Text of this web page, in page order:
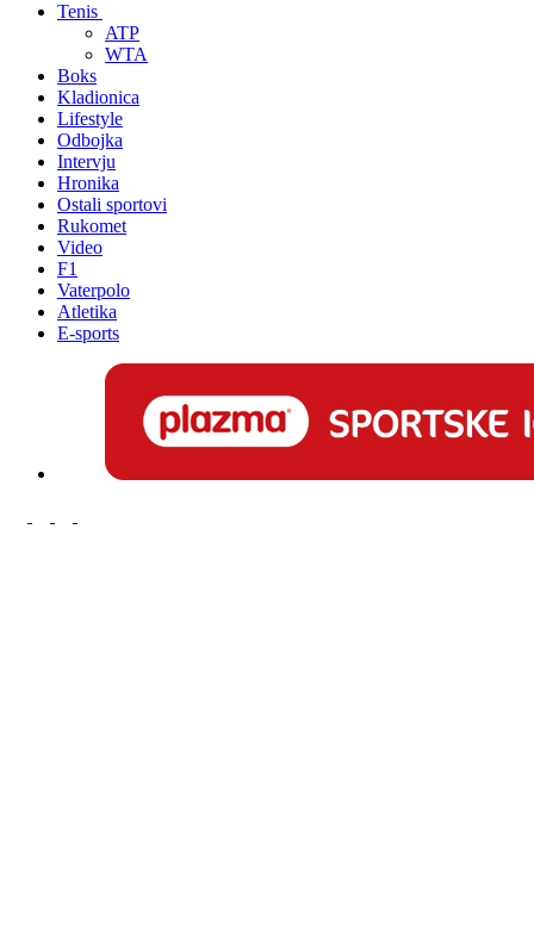
Tenis
ATP
WTA
Boks
Kladionica
Lifestyle
Odbojka
Intervju
Hronika
Ostali sportovi
Rukomet
Video
F1
Vaterpolo
Atletika
E-sports